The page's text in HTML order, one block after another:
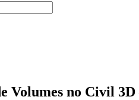
Volumes no Civil